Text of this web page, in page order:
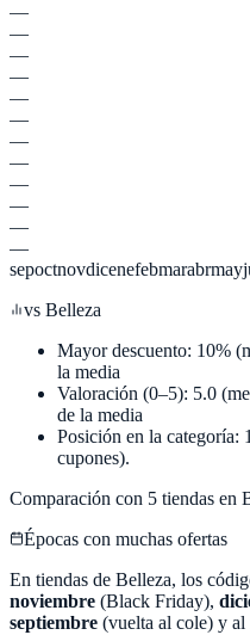
—
—
—
—
—
—
—
—
—
—
—
—
sepoctnovdicenefebmarabrmay
vs Belleza
Mayor descuento: 10%
la media
Valoración (0–5): 5.0
de la media
Posición en la categoría:
cupones).
Comparación con 5 tiendas en
Épocas con muchas ofertas
En tiendas de Belleza, los
noviembre (Black Friday),
septiembre (vuelta al cole) y